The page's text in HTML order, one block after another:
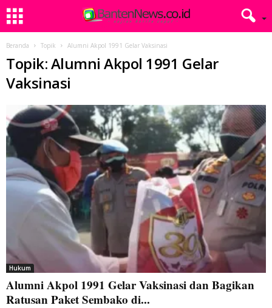
Beranda Topik Alumni Akpol 1991 Gelar Vaksinasi
Topik: Alumni Akpol 1991 Gelar
Vaksinasi
Hukum
Alumni Akpol 1991 Gelar Vaksinasi dan Bagikan
Ratusan Paket Sembako di...